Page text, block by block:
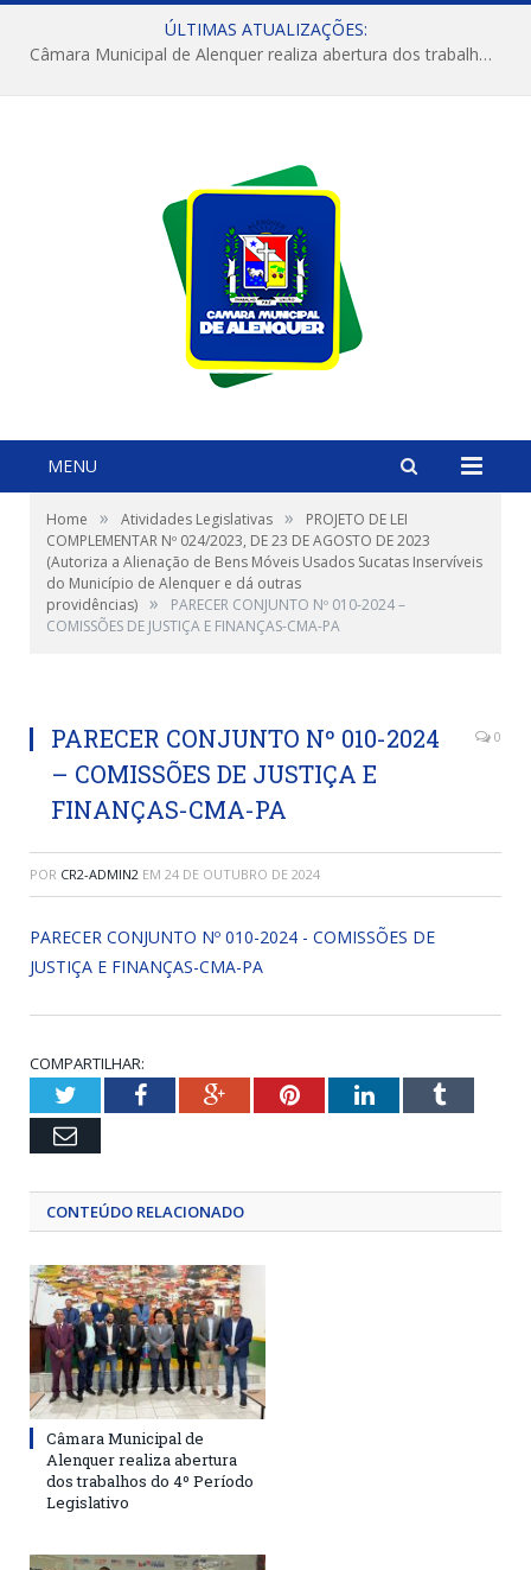
ÚLTIMAS ATUALIZAÇÕES:
Câmara Municipal de Alenquer realiza abertura dos trabalhos do 4º Período Legislativo
MENU
Home » Atividades Legislativas »
PROJETO DE LEI
COMPLEMENTAR Nº 024/2023, DE 23 DE AGOSTO DE 2023
(Autoriza a Alienação de Bens Móveis Usados Sucatas Inservíveis
do Município de Alenquer e dá outras
providências) »
PARECER CONJUNTO Nº 010-2024 –
COMISSÕES DE JUSTIÇA E FINANÇAS-CMA-PA
PARECER CONJUNTO Nº 010-2024
– COMISSÕES DE JUSTIÇA E
FINANÇAS-CMA-PA
0
POR CR2-ADMIN2 EM 24 DE OUTUBRO DE 2024
PARECER CONJUNTO Nº 010-2024 - COMISSÕES DE
JUSTIÇA E FINANÇAS-CMA-PA
COMPARTILHAR:
TwitterFacebookGoogle+PinterestLinkedInTumblr
Email
CONTEÚDO RELACIONADO
Câmara Municipal de
Alenquer realiza abertura
dos trabalhos do 4º Período
Legislativo